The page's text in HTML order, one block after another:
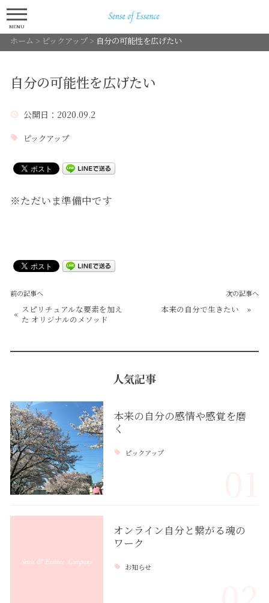
MENU
ホーム > ピックアップ> 自分の可能性を広げたい
自分の可能性を広げたい
公開日 ：2020.09.2
ピックアップ
※ただいま準備中です
前の記事へ
« スピリチュアルな要素を加え
た オリジナルのメソッド
次の記事へ
本来の自分で生きたい »
人気記事
本来の自分の感情や感覚を磨
く
ピックアップ
オンライン自分と繋がる魂の
ワーク
お知らせ